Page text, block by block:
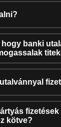
hogy banki
fizetések
kötve?